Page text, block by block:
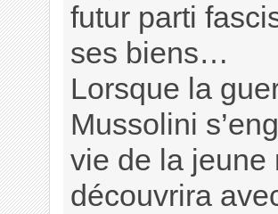
futur parti
ses biens…
Lorsque la
Mussolini
vie de la jeune
découvrira